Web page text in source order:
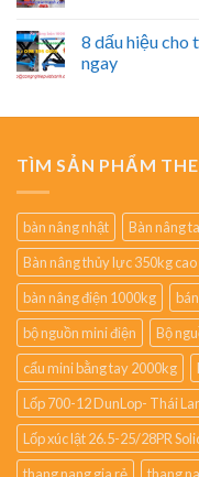
8 dấu hiệu cho
ngay
TÌM SẢN PHẨM
bàn nâng nhật
Bàn nâng
Bàn nâng thủy lực 350kg
bàn nâng điện 1000kg
bộ nguồn mini điện
Bộ
cẩu mini bằng tay 2000kg
Lốp 700-12 DunLop- Thái
Lốp xúc lật 26.5-25/28PR